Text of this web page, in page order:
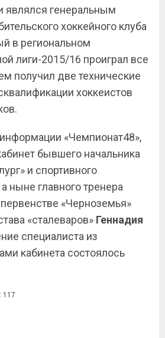
являлся генеральным
хоккейного клуба
в региональном
лиги-2015/16 проиграл все
получил две технические
хоккеистов
«Чемпионат48»,
бывшего начальника
и спортивного
ныне главного тренера
«Черноземья»
«сталеваров» Геннадия
специалиста из
кабинета состоялось
117